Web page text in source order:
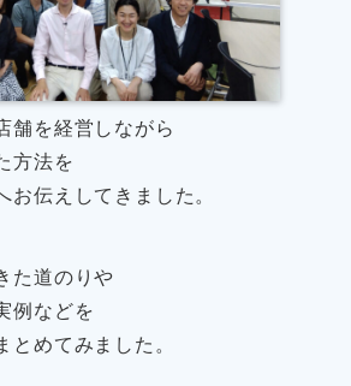
舗を経営しながら
方法を
伝えしてきました。
た道のりや
例などを
めてみました。